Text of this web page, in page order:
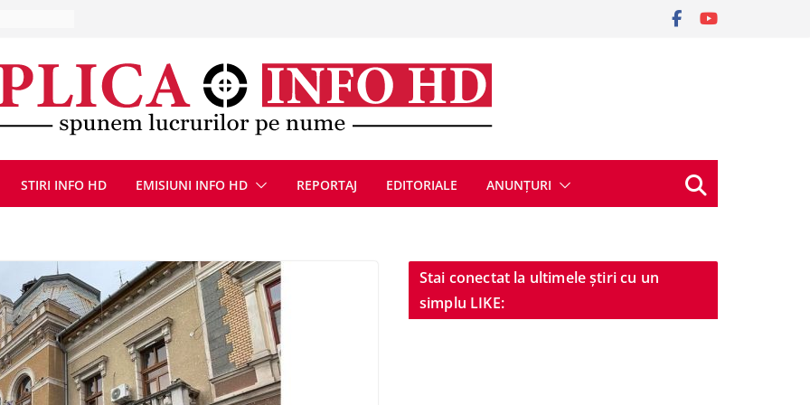
9 august
după
se
STIRI INFO HD EMISIUNI INFO HD REPORTAJ EDITORIALE ANUNȚURI
Stai conectat la ultimele știri cu un
simplu LIKE: